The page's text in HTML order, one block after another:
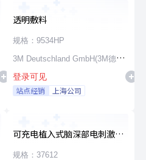
透明敷料
规格：9534HP
3M Deutschland GmbH(3M德国
公司)
登录可见
站点经销 上海公司
可充电植入式脑深部电刺激脉
冲发生器套件
规格：37612